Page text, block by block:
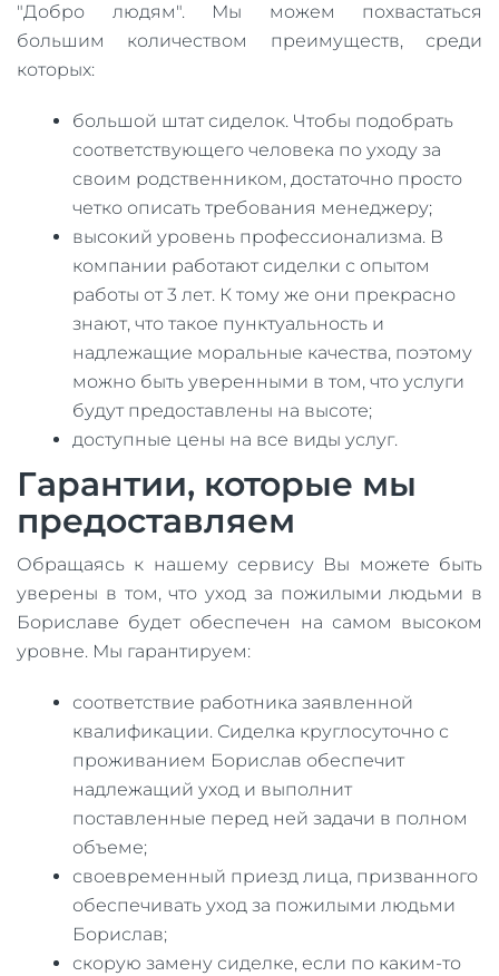
"Добро людям". Мы можем похвастаться
большим количеством преимуществ, среди
которых:
большой штат сиделок. Чтобы подобрать
соответствующего человека по уходу за
своим родственником, достаточно просто
четко описать требования менеджеру;
высокий уровень профессионализма. В
компании работают сиделки с опытом
работы от 3 лет. К тому же они прекрасно
знают, что такое пунктуальность и
надлежащие моральные качества, поэтому
можно быть уверенными в том, что услуги
будут предоставлены на высоте;
доступные цены на все виды услуг.
Гарантии, которые мы
предоставляем
Обращаясь к нашему сервису Вы можете быть
уверены в том, что уход за пожилыми людьми в
Бориславе будет обеспечен на самом высоком
уровне. Мы гарантируем:
соответствие работника заявленной
квалификации. Сиделка круглосуточно с
проживанием Борислав обеспечит
надлежащий уход и выполнит
поставленные перед ней задачи в полном
объеме;
своевременный приезд лица, призванного
обеспечивать уход за пожилыми людьми
Борислав;
скорую замену сиделке, если по каким-то